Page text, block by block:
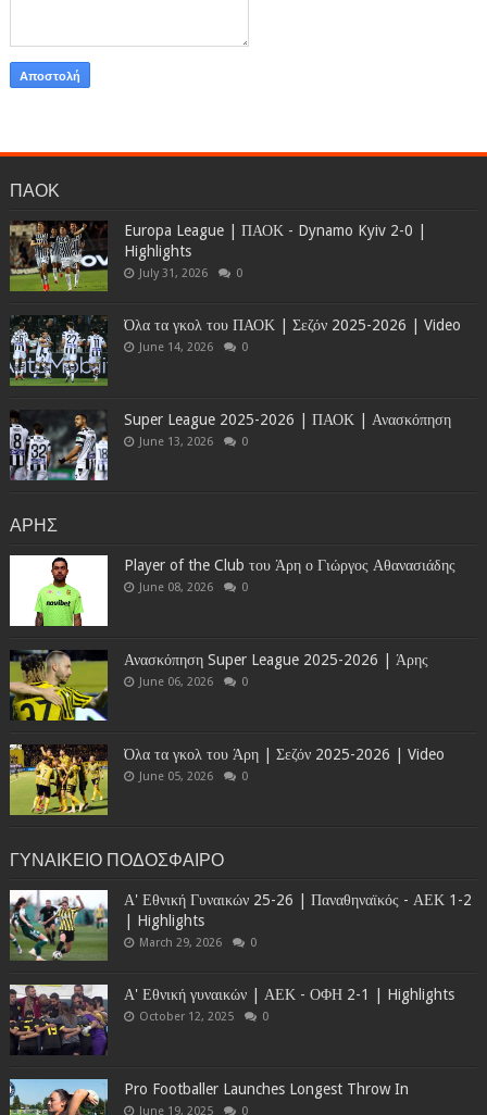
ΠΑΟΚ
Europa League | ΠΑΟΚ - Dynamo Kyiv 2-0 |
Highlights
July 31, 2026 0
Όλα τα γκολ του ΠΑΟΚ | Σεζόν 2025-2026 | Video
June 14, 2026 0
Super League 2025-2026 | ΠΑΟΚ | Ανασκόπηση
June 13, 2026 0
ΑΡΗΣ
Player of the Club του Άρη ο Γιώργος Αθανασιάδης
June 08, 2026 0
Ανασκόπηση Super League 2025-2026 | Άρης
June 06, 2026 0
Όλα τα γκολ του Άρη | Σεζόν 2025-2026 | Video
June 05, 2026 0
ΓΥΝΑΙΚΕΙΟ ΠΟΔΟΣΦΑΙΡΟ
Α' Εθνική Γυναικών 25-26 | Παναθηναϊκός - ΑΕΚ 1-2
| Highlights
March 29, 2026 0
Α' Εθνική γυναικών | ΑΕΚ - ΟΦΗ 2-1 | Highlights
October 12, 2025 0
Pro Footballer Launches Longest Throw In
June 19, 2025 0